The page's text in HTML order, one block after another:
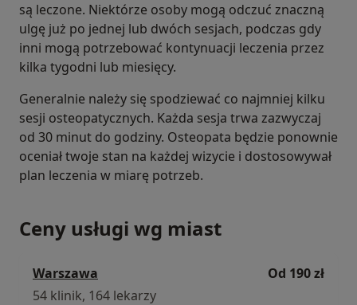
są leczone. Niektórze osoby mogą odczuć znaczną
ulgę już po jednej lub dwóch sesjach, podczas gdy
inni mogą potrzebować kontynuacji leczenia przez
kilka tygodni lub miesięcy.
Generalnie należy się spodziewać co najmniej kilku
sesji osteopatycznych. Każda sesja trwa zazwyczaj
od 30 minut do godziny. Osteopata będzie ponownie
oceniał twoje stan na każdej wizycie i dostosowywał
plan leczenia w miarę potrzeb.
Ceny usługi wg miast
Warszawa
Od 190 zł
54 klinik, 164 lekarzy